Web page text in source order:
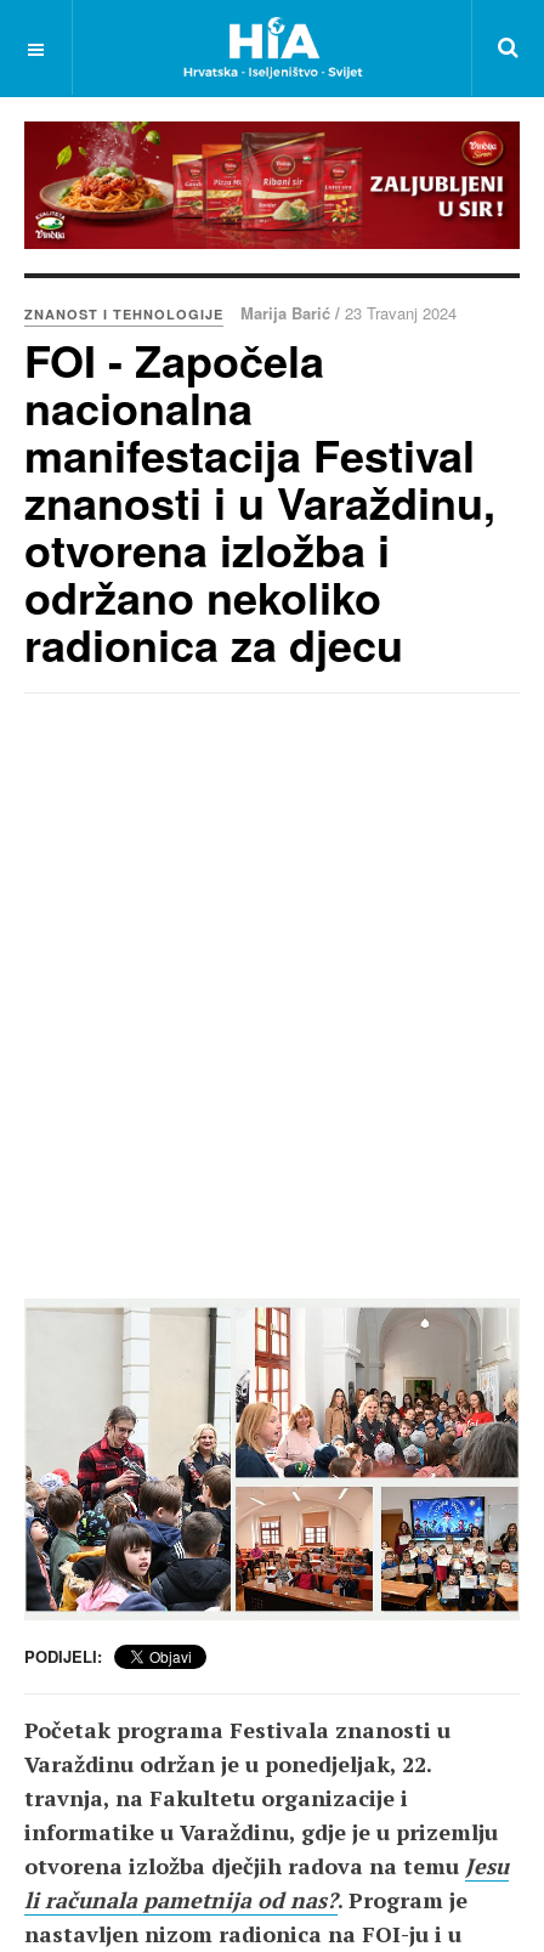
ZNANOST I TEHNOLOGIJE Marija Barić / 23 Travanj 2024
FOI - Započela
nacionalna
manifestacija Festival
znanosti i u Varaždinu,
otvorena izložba i
održano nekoliko
radionica za djecu
PODIJELI:
Početak programa Festivala znanosti u
Varaždinu održan je u ponedjeljak, 22.
travnja, na Fakultetu organizacije i
informatike u Varaždinu, gdje je u prizemlju
otvorena izložba dječjih radova na temu Jesu
li računala pametnija od nas?. Program je
nastavljen nizom radionica na FOI-ju i u